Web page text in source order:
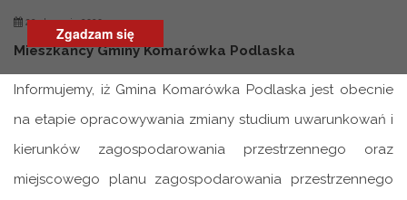
22 stycznia 2020
Mieszkańcy Gminy Komarówka Podlaska
Informujemy, iż Gmina Komarówka Podlaska jest obecnie
na etapie opracowywania zmiany studium uwarunkowań i
kierunków zagospodarowania przestrzennego oraz
miejscowego planu zagospodarowania przestrzennego
Zgadzam się